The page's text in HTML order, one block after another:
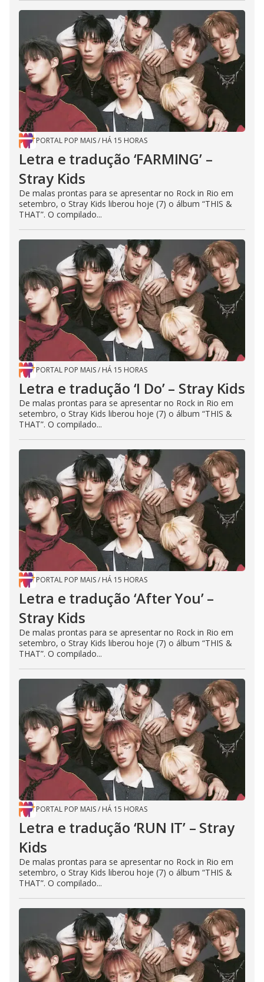
PORTAL POP MAIS/ HÁ 15 HORAS
Letra e tradução ‘FARMING’ –
Stray Kids
De malas prontas para se apresentar no Rock in Rio em
setembro, o Stray Kids liberou hoje (7) o álbum “THIS &
THAT”. O compilado...
PORTAL POP MAIS/ HÁ 15 HORAS
Letra e tradução ‘I Do’ – Stray Kids
De malas prontas para se apresentar no Rock in Rio em
setembro, o Stray Kids liberou hoje (7) o álbum “THIS &
THAT”. O compilado...
PORTAL POP MAIS/ HÁ 15 HORAS
Letra e tradução ‘After You’ –
Stray Kids
De malas prontas para se apresentar no Rock in Rio em
setembro, o Stray Kids liberou hoje (7) o álbum “THIS &
THAT”. O compilado...
PORTAL POP MAIS/ HÁ 15 HORAS
Letra e tradução ‘RUN IT’ – Stray
Kids
De malas prontas para se apresentar no Rock in Rio em
setembro, o Stray Kids liberou hoje (7) o álbum “THIS &
THAT”. O compilado...